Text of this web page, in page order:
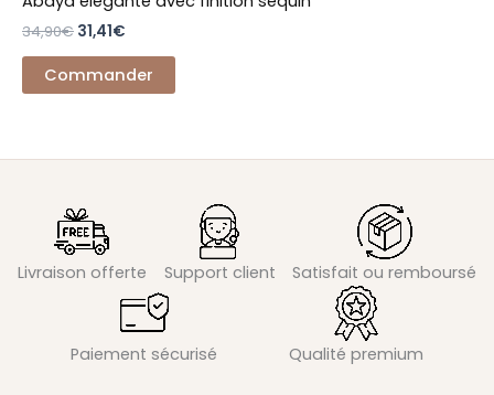
34,90€ 31,41€
Commander
Livraison offerte Support client Satisfait ou remboursé
Paiement sécurisé Qualité premium